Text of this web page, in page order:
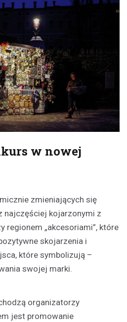
w nowej
zmieniających się
najczęściej kojarzonymi z
regionem „akcesoriami”, które
skojarzenia i
które symbolizują –
swojej marki.
organizatorzy
jest promowanie